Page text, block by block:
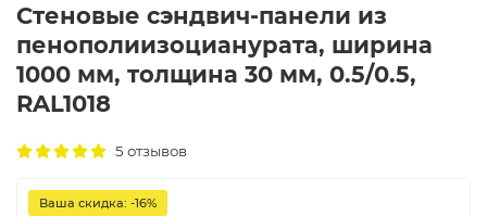
Стеновые сэндвич-панели из
пенополиизоцианурата, ширина
1000 мм, толщина 30 мм, 0.5/0.5,
RAL1018
5 отзывов
Ваша скидка: -16%